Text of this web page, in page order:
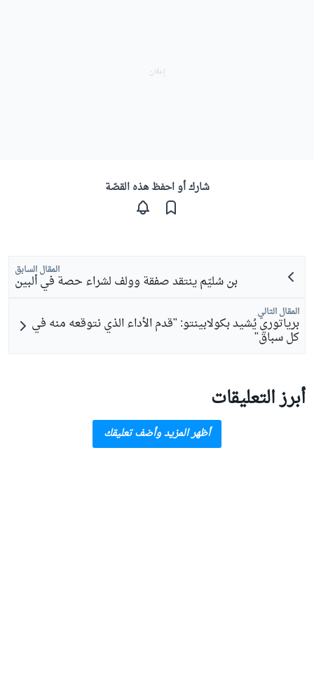
شارك أو احفظ هذه القصّة
المقال السابق
بن سُليّم ينتقد صفقة وولف لشراء حصة في ألبين
المقال التالي
برياتوري يُشيد بكولابينتو: "قدم الأداء الذي نتوقعه منه في
كل سباق"
أبرز التعليقات
أظهر المزيد وأضف تعليقك